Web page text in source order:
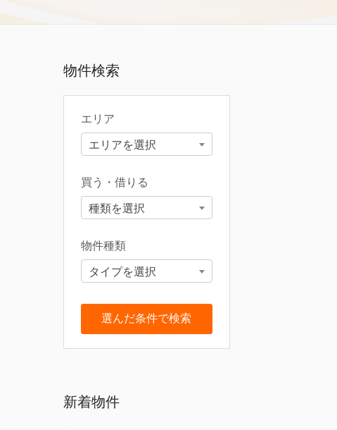
物件検索
エリア
エリアを選択
買う・借りる
種類を選択
物件種類
タイプを選択
新着物件